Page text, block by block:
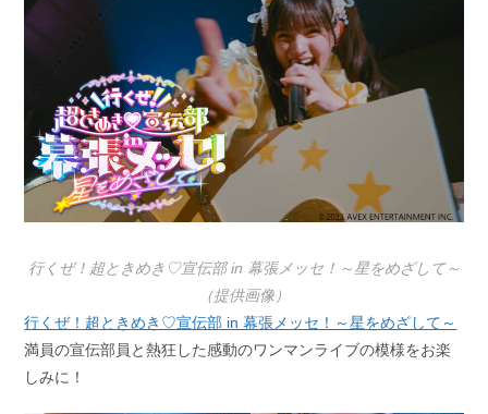
行くぜ！超ときめき♡宣伝部 in 幕張メッセ！～星をめざして～
（提供画像）
行くぜ！超ときめき♡宣伝部 in 幕張メッセ！～星をめざして～
満員の宣伝部員と熱狂した感動のワンマンライブの模様をお楽
しみに！